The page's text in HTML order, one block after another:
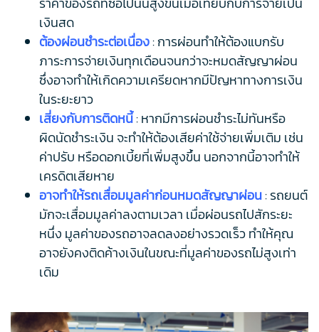
เงินสด
ต้องผ่อนชำระต่อเนื่อง: การผ่อนทำให้ต้องแบกรับ
ภาระการจ่ายเงินทุกเดือนจนกว่าจะหมดสัญญาผ่อน
ซึ่งอาจทำให้เกิดความเครียดหากมีปัญหาทางการเงิน
ในระยะยาว
เสี่ยงกับการติดหนี้: หากมีการผ่อนชำระไม่ทันหรือ
ผิดนัดชำระเงิน จะทำให้ต้องเสียค่าใช้จ่ายเพิ่มเติม เช่น
ค่าปรับ หรือดอกเบี้ยที่เพิ่มสูงขึ้น นอกจากนี้อาจทำให้
เครดิตเสียหาย
อาจทำให้รถเสื่อมมูลค่าก่อนหมดสัญญาผ่อน: รถยนต์
มักจะเสื่อมมูลค่าลงตามเวลา เมื่อผ่อนรถไปสักระยะ
หนึ่ง มูลค่าของรถอาจลดลงอย่างรวดเร็ว ทำให้คุณ
อาจยังคงติดค้างเงินในขณะที่มูลค่าของรถไม่สูงเท่า
เดิม